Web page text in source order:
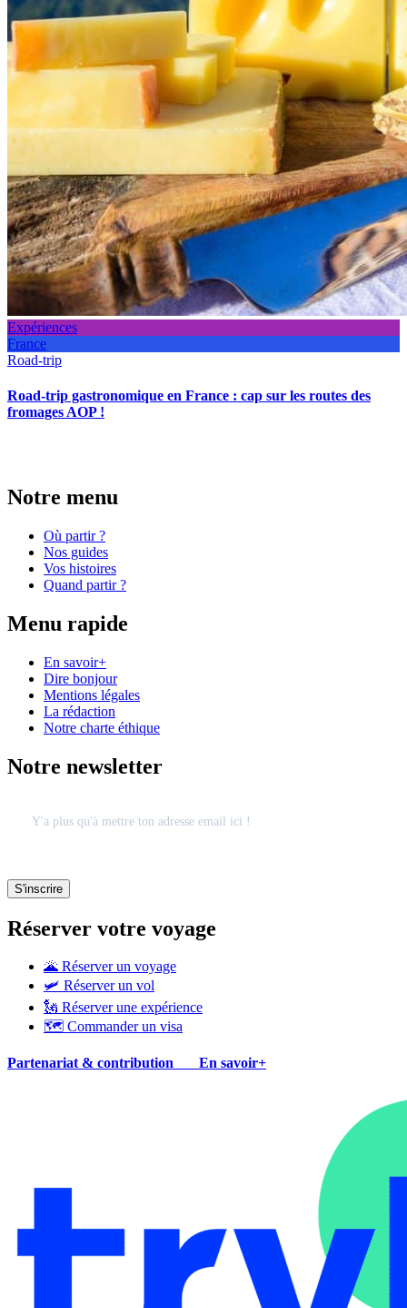
Expériences
France
Road-trip
Road-trip gastronomique en France : cap sur les routes des
fromages AOP !
Notre menu
Où partir ?
Nos guides
Vos histoires
Quand partir ?
Menu rapide
En savoir+
Dire bonjour
Mentions légales
La rédaction
Notre charte éthique
Notre newsletter
Réserver votre voyage
🌋 Réserver un voyage
🛩 Réserver un vol
🗽 Réserver une expérience
🗺 Commander un visa
Partenariat & contribution En savoir+